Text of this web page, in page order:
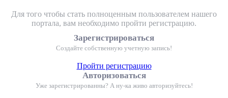
Для того чтобы стать полноценным пользователем нашего
портала, вам необходимо пройти регистрацию.
Зарегистрироваться
Создайте собственную учетную запись!
Пройти регистрацию
Авторизоваться
Уже зарегистрированны? А ну-ка живо авторизуйтесь!